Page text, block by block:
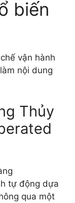
biến
vận hành
nội dung
Thủy
tự động dựa
qua một